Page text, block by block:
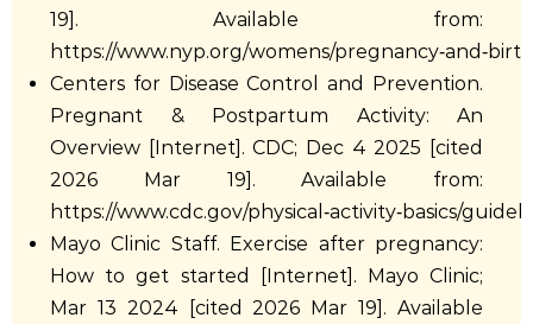
19]. Available from:
https://www.nyp.org/womens/
Centers for Disease Control and Prevention.
Pregnant & Postpartum Activity: An
Overview [Internet]. CDC; Dec 4 2025 [cited
2026 Mar 19]. Available from:
https://www.cdc.gov/physical‑activity‑basics/
Mayo Clinic Staff. Exercise after pregnancy:
How to get started [Internet]. Mayo Clinic;
Mar 13 2024 [cited 2026 Mar 19]. Available